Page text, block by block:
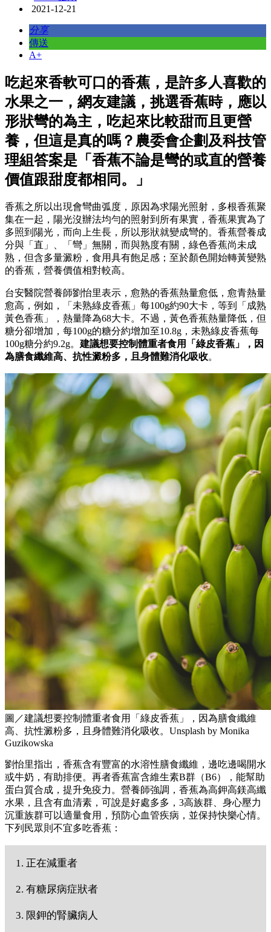
2021-12-21
分享
傳送
A+
吃起來香軟可口的香蕉，是許多人喜歡的
水果之一，網友建議，挑選香蕉時，應以
形狀彎的為主，吃起來比較甜而且更營
養，但這是真的嗎？農委會企劃及科技管
理組答案是「香蕉不論是彎的或直的營養
價值跟甜度都相同。」
香蕉之所以出現會彎曲弧度，原因為求陽光照射，多根香蕉聚
集在一起，陽光沒辦法均勻的照射到所有果實，香蕉果實為了
多照到陽光，而向上生長，所以形狀就變成彎的。香蕉營養成
分與「直」、「彎」無關，而與熟度有關，綠色香蕉尚未成
熟，但含多量澱粉，食用具有飽足感；至於顏色開始轉黃變熟
的香蕉，營養價值相對較高。
台安醫院營養師劉怡里表示，愈熟的香蕉熱量愈低，愈青熱量
愈高，例如，「未熟綠皮香蕉」每100g約90大卡，等到「成熟
黃色香蕉」，熱量降為68大卡。不過，黃色香蕉熱量降低，但
糖分卻增加，每100g的糖分約增加至10.8g，未熟綠皮香蕉每
100g糖分約9.2g。 建議想要控制體重者食用「綠皮香蕉」，因
為膳食纖維高、抗性澱粉多，且身體難消化吸收。
圖／建議想要控制體重者食用「綠皮香蕉」，因為膳食纖維
高、抗性澱粉多，且身體難消化吸收。Unsplash by Monika
Guzikowska
劉怡里指出，香蕉含有豐富的水溶性膳食纖維，邊吃邊喝開水
或牛奶，有助排便。再者香蕉富含維生素B群（B6），能幫助
蛋白質合成，提升免疫力。營養師強調，香蕉為高鉀高鎂高纖
水果，且含有血清素，可說是好處多多，3高族群、身心壓力
沉重族群可以適量食用，預防心血管疾病，並保持快樂心情。
下列民眾則不宜多吃香蕉：
1. 正在減重者
2. 有糖尿病症狀者
3. 限鉀的腎臟病人